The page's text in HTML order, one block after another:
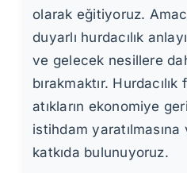
olarak eğitiyoruz.
duyarlı hurdacılık
ve gelecek nesillere
bırakmaktır.
atıkların ekonomiye
istihdam
katkıda bulunuyoruz.